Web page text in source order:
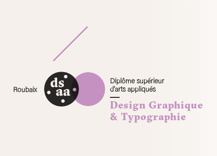
Roubaix
Diplôme supérieur
d'arts appliqués
Design Graphique
& Typographie